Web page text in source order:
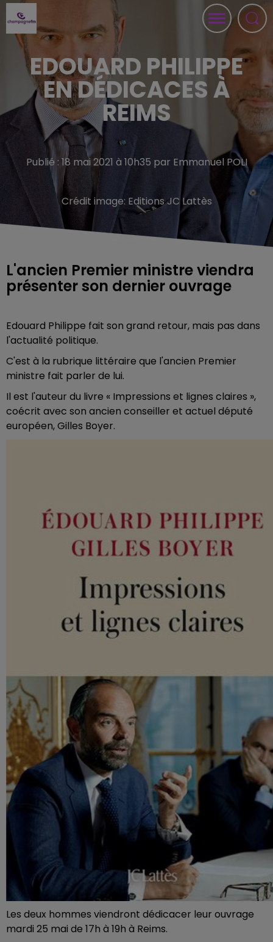
EDOUARD PHILIPPE
EN DÉDICACES À
REIMS
Publié : 18 mai 2021 à 10h35 par Emmanuel POLI
Crédit image: Editions JC Lattès
L'ancien Premier ministre viendra
présenter son dernier ouvrage
Edouard Philippe fait son grand retour, mais pas dans
l'actualité politique.
C'est à la rubrique littéraire que l'ancien Premier
ministre fait parler de lui.
Il est l'auteur du livre « Impressions et lignes claires »,
coécrit avec son ancien conseiller et actuel député
européen, Gilles Boyer.
Les deux hommes viendront dédicacer leur ouvrage
mardi 25 mai de 17h à 19h à Reims.